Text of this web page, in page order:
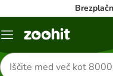
Meni
Iskanje
izdelkov